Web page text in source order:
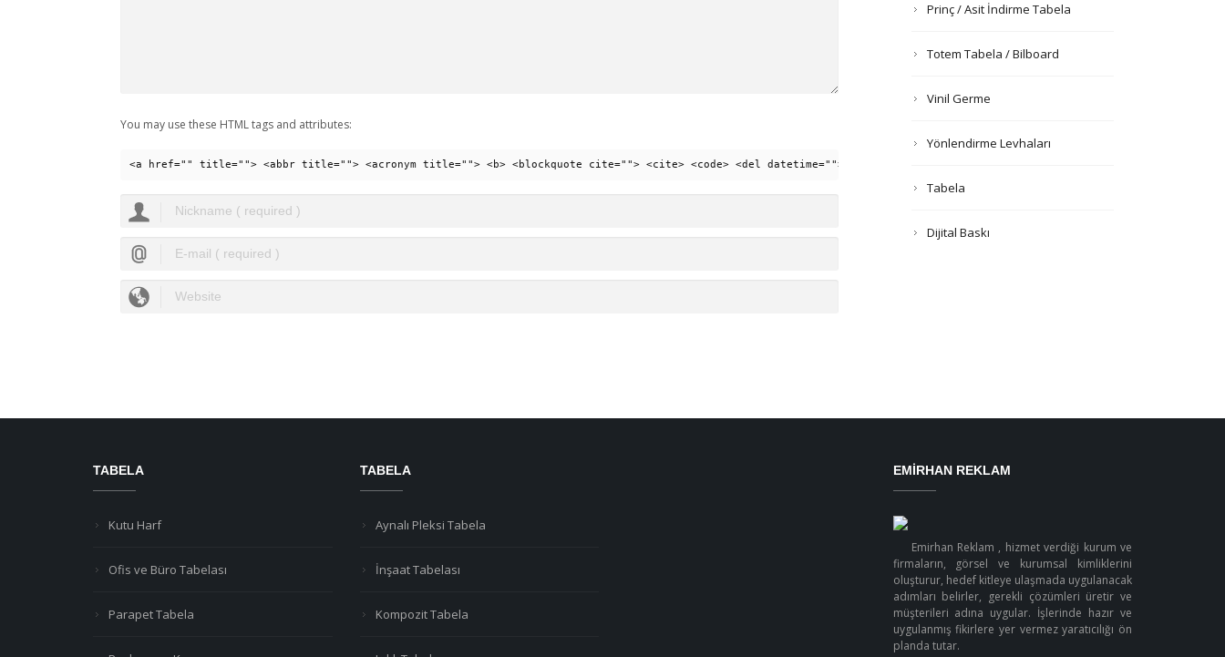
You may use these HTML tags and attributes:
<a href="" title=""> <abbr title=""> <acronym title=""> <b> <blockquote cite=""> <cite> <code> <del datetime=""> <em> <i> <q cite=""> <strike> <strong>
Prinç / Asit İndirme Tabela
Totem Tabela / Bilboard
Vinil Germe
Yönlendirme Levhaları
Tabela
Dijital Baskı
TABELA
Kutu Harf
Ofis ve Büro Tabelası
Parapet Tabela
TABELA
Aynalı Pleksi Tabela
İnşaat Tabelası
Kompozit Tabela
EMIRHAN REKLAM
Emirhan Reklam , hizmet verdiği kurum ve
firmaların, görsel ve kurumsal kimliklerini
oluşturur, hedef kitleye ulaşmada uygulanacak
adımları belirler, gerekli çözümleri üretir ve
müşterileri adına uygular. İşlerinde hazır ve
uygulanmış fikirlere yer vermez yaratıcılığı ön
planda tutar.